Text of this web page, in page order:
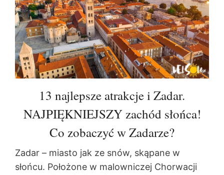
13 najlepsze atrakcje i Zadar.
NAJPIĘKNIEJSZY zachód słońca!
Co zobaczyć w Zadarze?
Zadar – miasto jak ze snów, skąpane w
słońcu. Położone w malowniczej Chorwacji